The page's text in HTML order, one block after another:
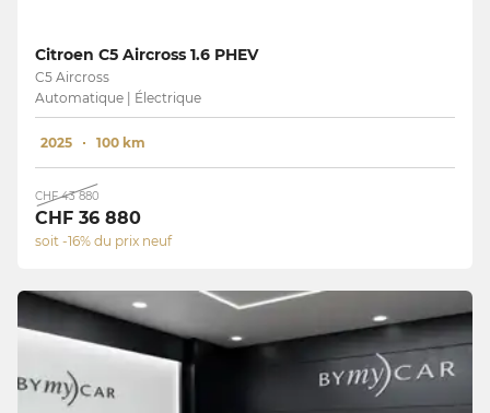
Citroen C5 Aircross 1.6 PHEV
C5 Aircross
Automatique | Électrique
2025 100 km
CHF 43 880
CHF 36 880
soit -16% du prix neuf